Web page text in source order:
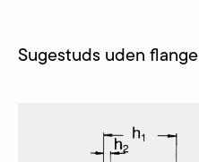
Sugestuds uden flange